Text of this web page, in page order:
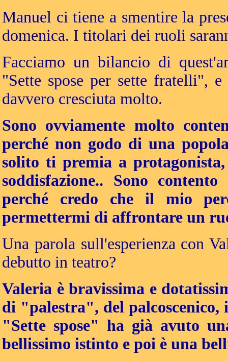
Manuel ci tiene a smentire la
domenica. I titolari dei ruoli
Facciamo un bilancio di
"Sette spose per sette fratelli",
davvero cresciuta molto.
Sono ovviamente molto
perché non godo di una
solito ti premia a
soddisfazione.. Sono
perché credo che il mio
permettermi di affrontare un
Una parola sull'esperienza con
debutto in teatro?
Valeria è bravissima e
di "palestra", del
"Sette spose" ha già avuto
bellissimo istinto e poi è una